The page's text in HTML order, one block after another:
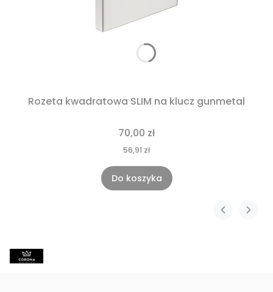
Rozeta kwadratowa SLIM na klucz gunmetal
70,00 zł
56,91 zł
Do koszyka